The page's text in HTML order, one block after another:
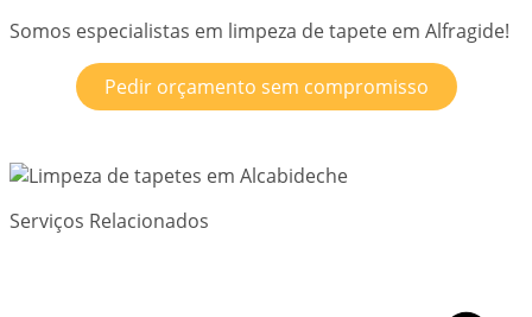
Somos especialistas em limpeza de tapete em Alfragide!
Pedir orçamento sem compromisso
Serviços Relacionados